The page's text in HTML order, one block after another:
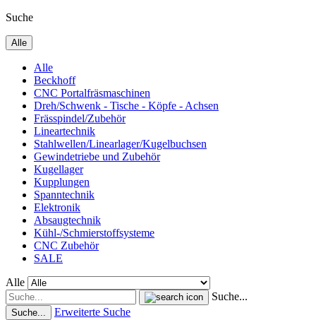
Suche
Alle
Alle
Beckhoff
CNC Portalfräsmaschinen
Dreh/Schwenk - Tische - Köpfe - Achsen
Frässpindel/Zubehör
Lineartechnik
Stahlwellen/Linearlager/Kugelbuchsen
Gewindetriebe und Zubehör
Kugellager
Kupplungen
Spanntechnik
Elektronik
Absaugtechnik
Kühl-/Schmierstoffsysteme
CNC Zubehör
SALE
Alle
Suche...
Suche... Erweiterte Suche